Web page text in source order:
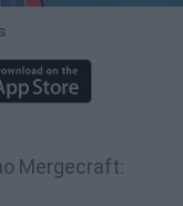
Mergecraft: